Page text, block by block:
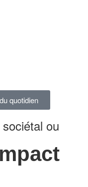
quotidien
ou